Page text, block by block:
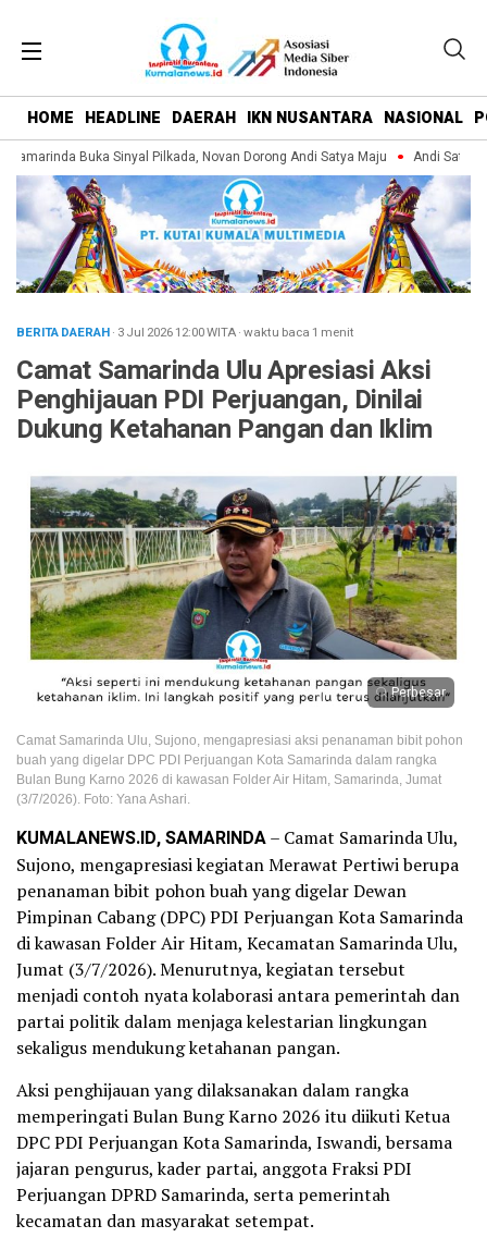
HOME HEADLINE DAERAH IKN NUSANTARA NASIONAL
Buka Sinyal Pilkada, Novan Dorong Andi Satya Maju Andi Satya
BERITA DAERAH· 3 Jul 202612:00WITA·waktu baca 1 menit
Camat Samarinda Ulu Apresiasi Aksi
Penghijauan PDI Perjuangan, Dinilai
Dukung Ketahanan Pangan dan Iklim
Perbesar
Camat Samarinda Ulu, Sujono, mengapresiasi aksi penanaman bibit pohon
buah yang digelar DPC PDI Perjuangan Kota Samarinda dalam rangka
Bulan Bung Karno 2026 di kawasan Folder Air Hitam, Samarinda, Jumat
(3/7/2026). Foto: Yana Ashari.
KUMALANEWS.ID, SAMARINDA– Camat Samarinda Ulu,
Sujono, mengapresiasi kegiatan Merawat Pertiwi berupa
penanaman bibit pohon buah yang digelar Dewan
Pimpinan Cabang (DPC) PDI Perjuangan Kota Samarinda
di kawasan Folder Air Hitam, Kecamatan Samarinda Ulu,
Jumat (3/7/2026). Menurutnya, kegiatan tersebut
menjadi contoh nyata kolaborasi antara pemerintah dan
partai politik dalam menjaga kelestarian lingkungan
sekaligus mendukung ketahanan pangan.
Aksi penghijauan yang dilaksanakan dalam rangka
memperingati Bulan Bung Karno 2026 itu diikuti Ketua
DPC PDI Perjuangan Kota Samarinda, Iswandi, bersama
jajaran pengurus, kader partai, anggota Fraksi PDI
Perjuangan DPRD Samarinda, serta pemerintah
kecamatan dan masyarakat setempat.